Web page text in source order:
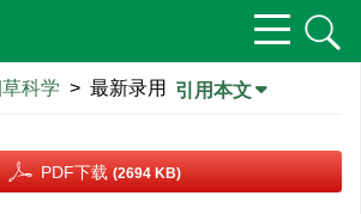
科学 > 最新录用 引用本文
PDF下载 (2694 KB)